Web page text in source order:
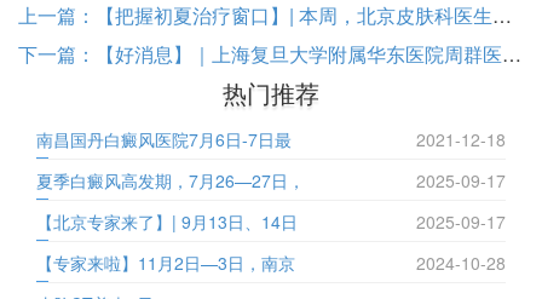
上一篇：
【把握初夏治疗窗口】| 本周，北京皮肤科医生虞红亲临巡诊，为白癜风等疑难皮肤病患者提供个性化诊疗方案！
下一篇：
【好消息】｜上海复旦大学附属华东医院周群医生莅临南昌国丹医院联合巡诊，助您科学应对夏季白癜风！
热门推荐
南昌国丹白癜风医院7月6日-7日最
2021-12-18
夏季白癜风高发期，7月26—27日，
2025-09-17
【北京专家来了】| 9月13日、14日
2025-09-17
【专家来啦】11月2日—3日，南京
2024-10-28